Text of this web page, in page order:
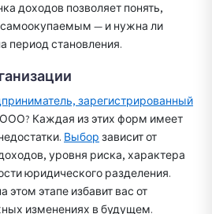
доходов позволяет понять,
— и нужна ли
период становления.
зарегистрированный
Каждая из этих форм имеет
Выбор зависит от
уровня риска, характера
юридического разделения.
этом этапе избавит вас от
изменениях в будущем.